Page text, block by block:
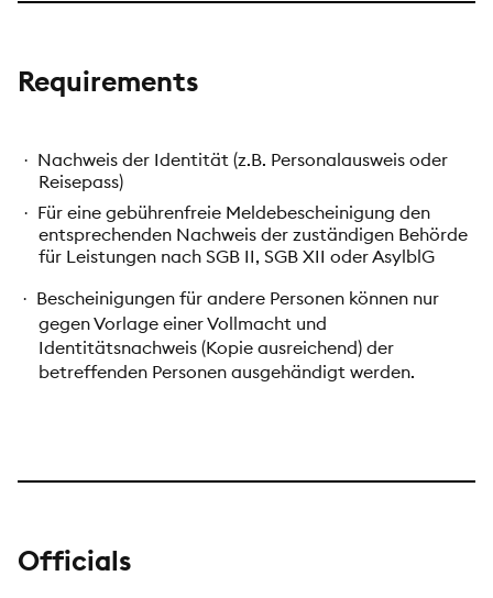
Requirements
· Nachweis der Identität (z.B. Personalausweis oder
Reisepass)
· Für eine gebührenfreie Meldebescheinigung den
entsprechenden Nachweis der zuständigen Behörde
für Leistungen nach SGB II, SGB XII oder AsylblG
· Bescheinigungen für andere Personen können nur
gegen Vorlage einer Vollmacht und
Identitätsnachweis (Kopie ausreichend) der
betreffenden Personen ausgehändigt werden.
Officials